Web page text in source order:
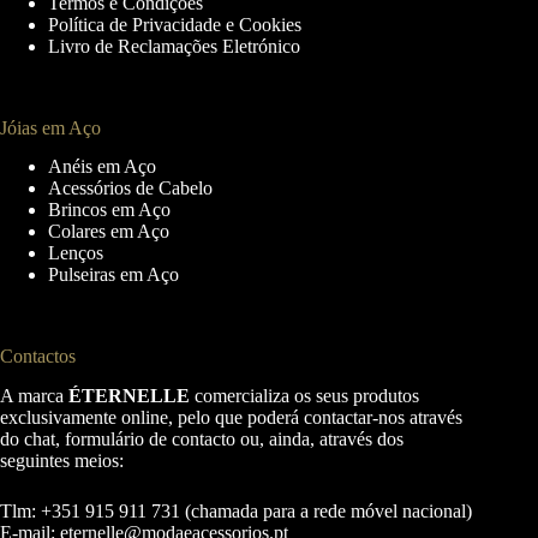
the
product
page
Política de Privacidade e Cookies
Livro de Reclamações Eletrónico
Jóias em Aço
Anéis em Aço
Acessórios de Cabelo
Brincos em Aço
Colares em Aço
Lenços
Pulseiras em Aço
Contactos
A marca ÉTERNELLE comercializa os seus produtos
exclusivamente online, pelo que poderá contactar-nos através
do chat, formulário de contacto ou, ainda, através dos
seguintes meios:
Tlm: +351 915 911 731 (chamada para a rede móvel nacional)
E-mail: eternelle@modaeacessorios.pt